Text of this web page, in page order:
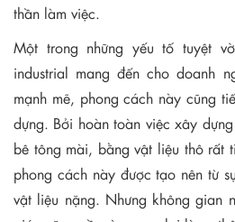
thần làm việc.
Một trong những yếu tố tuyệt
industrial mang đến cho doanh
mạnh mẽ, phong cách này cũng
dựng. Bởi hoàn toàn việc xây
bê tông mài, bằng vật liệu thô rất
phong cách này được tạo nên từ
vật liệu nặng. Nhưng không gian